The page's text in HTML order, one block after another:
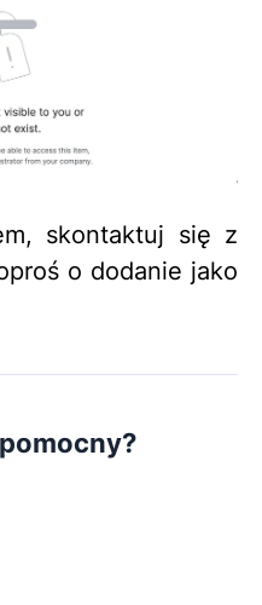
skontaktuj się z
o dodanie jako